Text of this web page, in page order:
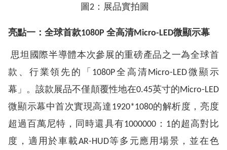
圖2：展品實拍圖
亮點一：全球首款1080P 全高清Micro-LED微顯示幕
思坦國際半導體本次參展的重磅產品之一為全球首
款、行業領先的「1080P全高清Micro-LED微顯示
幕」。該款展品不僅顛覆性地在0.45英寸的Micro-LED
微顯示幕中首次實現高達1920*1080的解析度，亮度
超過百萬尼特，同時還具有1000000：1的超高對比
度，適用於車載AR-HUD等多元應用場景，並在色